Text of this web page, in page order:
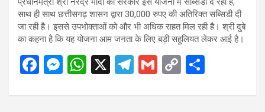
साथ ही साथ छत्तीसगढ़ शासन द्वारा 30,000 रुपए की अतिरिक्त सब्सिडी दी
जा रही है। इससे उपभोक्ताओं को और भी अधिक राहत मिल रही है। श्री दुबे
का कहना है कि यह योजना आम जनता के लिए बड़ी सहूलियत लेकर आई है।
F
ce
M
se
W
at
X
T
e
G
ail
C
py ar